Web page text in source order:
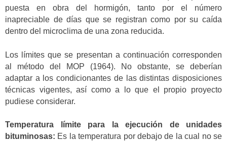
puesta en obra del hormigón, tanto por el número
inapreciable de días que se registran como por su caída
dentro del microclima de una zona reducida.
Los límites que se presentan a continuación corresponden
al método del MOP (1964). No obstante, se deberían
adaptar a los condicionantes de las distintas disposiciones
técnicas vigentes, así como a lo que el propio proyecto
pudiese considerar.
Temperatura límite para la ejecución de unidades
bituminosas: Es la temperatura por debajo de la cual no se